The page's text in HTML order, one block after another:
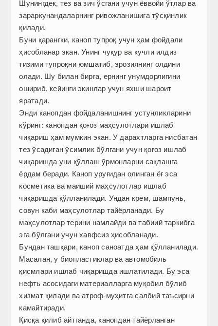
Шунингдек, тез ва зич ўсгани учун ёввойи ўтлар ва
зараркунандаларнинг ривожланишига тўсқинлик
қилади.
Буни қарангки, каноп тупроқ учун ҳам фойдали
ҳисобланар экан. Унинг чуқур ва кучли илдиз
тизими тупроқни юмшатиб, эрозиянинг олдини
олади. Шу билан бирга, ернинг унумдорлигини
ошириб, кейинги экинлар учун яхши шароит
яратади.
Энди канопдан фойдаланишнинг устунликларини
кўринг: канопдан қоғоз маҳсулотлари ишлаб
чиқариш ҳам мумкин экан. У дарахтларга нисбатан
тез ўсадиган ўсимлик бўлгани учун қоғоз ишлаб
чиқаришда уни қўллаш ўрмонларни сақлашга
ёрдам беради. Каноп уруғидан олинган ёғ эса
косметика ва маиший маҳсулотлар ишлаб
чиқаришда қўлланилади. Ундан крем, шампунь,
совун каби маҳсулотлар тайёрланади. Бу
маҳсулотлар терини намлайди ва табиий таркибга
эга бўлгани учун хавфсиз ҳисобланади.
Бундан ташқари, каноп саноатда ҳам қўлланилади.
Масалан, у биопластиклар ва автомобиль
қисмлари ишлаб чиқаришда ишлатилади. Бу эса
нефть асосидаги материалларга муқобил бўлиб
хизмат қилади ва атроф-муҳитга салбий таъсирни
камайтиради.
Қисқа қилиб айтганда, канопдан тайёрланган